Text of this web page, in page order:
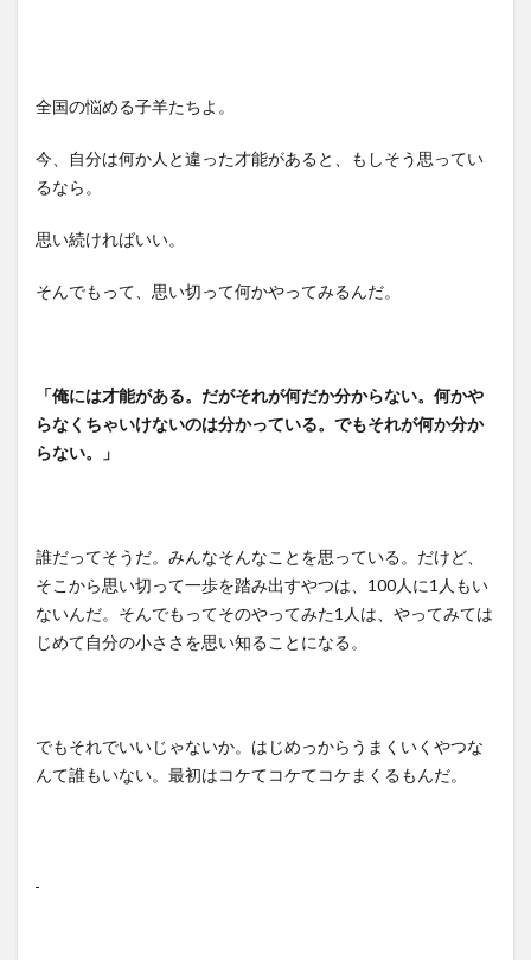
全国の悩める子羊たちよ。
今、自分は何か人と違った才能があると、もしそう思ってい
るなら。
思い続ければいい。
そんでもって、思い切って何かやってみるんだ。
「俺には才能がある。だがそれが何だか分からない。何かや
らなくちゃいけないのは分かっている。でもそれが何か分か
らない。」
誰だってそうだ。みんなそんなことを思っている。だけど、
そこから思い切って一歩を踏み出すやつは、100人に1人もい
ないんだ。そんでもってそのやってみた1人は、やってみては
じめて自分の小ささを思い知ることになる。
でもそれでいいじゃないか。はじめっからうまくいくやつな
んて誰もいない。最初はコケてコケてコケまくるもんだ。